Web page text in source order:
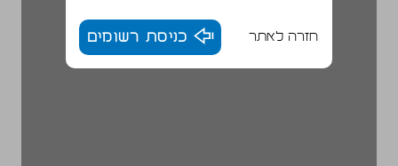
חזרה לאתר כניסת רשומים